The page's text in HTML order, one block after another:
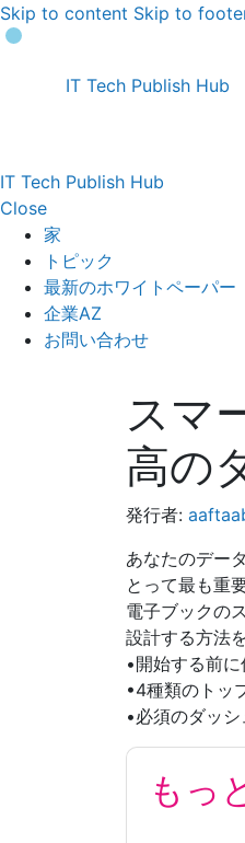
Skip to content Skip to
IT Tech Publish Hub
IT Tech Publish Hub
Close
家
トピック
最新のホワイトペーパー
企業AZ
お問い合わせ
スマ
高の
発行者:
あなたのデー
とって最も重
電子ブックの
設計する方法
•開始する前
•4種類のトッ
•必須のダッ
もっ